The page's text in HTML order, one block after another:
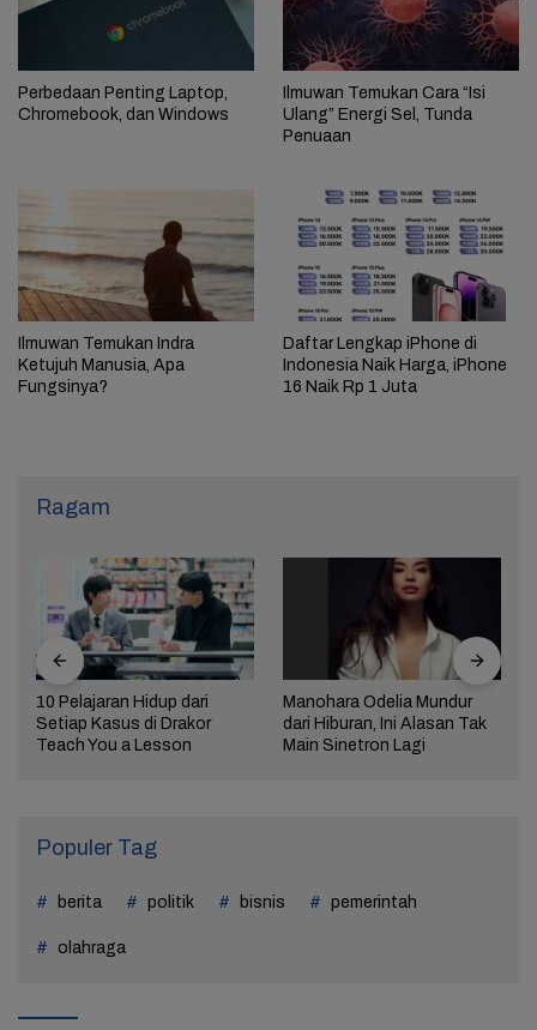
Perbedaan Penting Laptop,
Chromebook, dan Windows
Ilmuwan Temukan Cara “Isi
Ulang” Energi Sel, Tunda
Penuaan
Ilmuwan Temukan Indra
Ketujuh Manusia, Apa
Fungsinya?
Daftar Lengkap iPhone di
Indonesia Naik Harga, iPhone
16 Naik Rp 1 Juta
Ragam
10 Pelajaran Hidup dari
Setiap Kasus di Drakor
Teach You a Lesson
Manohara Odelia Mundur
dari Hiburan, Ini Alasan Tak
Main Sinetron Lagi
Populer Tag
berita politik bisnis pemerintah
olahraga